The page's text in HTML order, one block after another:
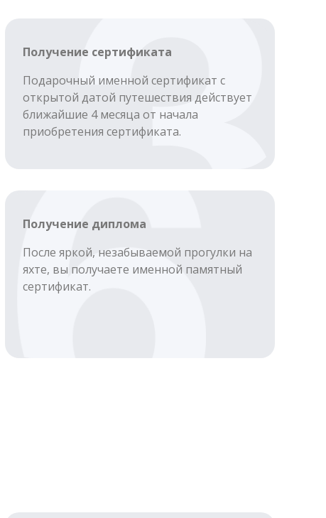
Получение сертификата
Подарочный именной сертификат с
открытой датой путешествия действует
ближайшие 4 месяца от начала
приобретения сертификата.
Получение диплома
После яркой, незабываемой прогулки на
яхте, вы получаете именной памятный
сертификат.